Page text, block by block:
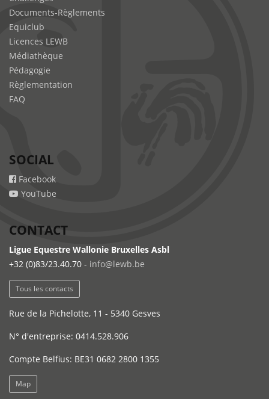
Documents-Règlements
Equiclub
Licences LEWB
Médiathèque
Pédagogie
Règlementation
FAQ
SOCIAL
Facebook
YouTube
CONTACT
Ligue Equestre Wallonie Bruxelles Asbl
+32 (0)83/23.40.70 - info@lewb.be
Tous les contacts
Rue de la Pichelotte, 11 - 5340 Gesves
N° d'entreprise: 0414.528.906
Compte Belfius: BE31 0682 2800 1355
Map